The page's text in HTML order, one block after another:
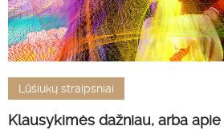
Lūšiukų straipsniai
Klausykimės dažniau, arba